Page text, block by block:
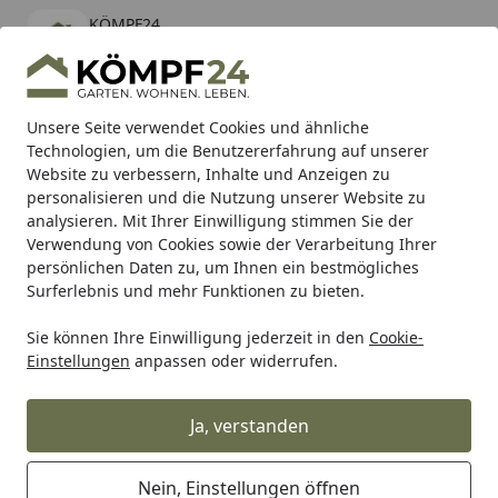
Unsere Seite verwendet Cookies und ähnliche
Technologien, um die Benutzererfahrung auf unserer
Website zu verbessern, Inhalte und Anzeigen zu
personalisieren und die Nutzung unserer Website zu
analysieren. Mit Ihrer Einwilligung stimmen Sie der
Verwendung von Cookies sowie der Verarbeitung Ihrer
persönlichen Daten zu, um Ihnen ein bestmögliches
Surferlebnis und mehr Funktionen zu bieten.
Sie können Ihre Einwilligung jederzeit in den Cookie-
Einstellungen anpassen oder widerrufen.
Ja, verstanden
Nein, Einstellungen öffnen
KÖMPF24
kostenlos - Im App Store
Hotline
Alle Produkte
Mein Konto
Suchen
Karibu Pools inkl. gratis Sandfilteranlage & Pool-
Starterset (Gesamtwert bis 468,99€)
Startseite
Alles für den Garten Gartenhaus Gartenhäuser Holz
Skan Holz CrossCube Gartenhaus